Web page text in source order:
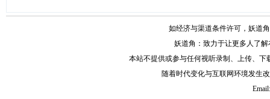
如经济与渠道条件许可，妖道
妖道角：致力于让更多人了
本站不提供或参与任何视听录制、上传、
随着时代变化与互联网环境发生